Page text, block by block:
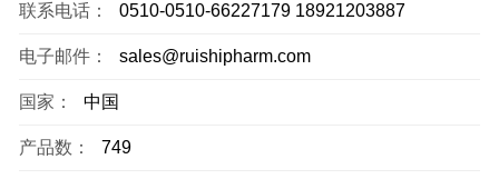
联系电话： 0510-0510-66227179 18921203887
电子邮件： sales@ruishipharm.com
国家： 中国
产品数： 749